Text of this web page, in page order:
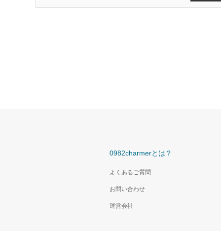
0982charmerとは？
よくあるご質問
お問い合わせ
運営会社